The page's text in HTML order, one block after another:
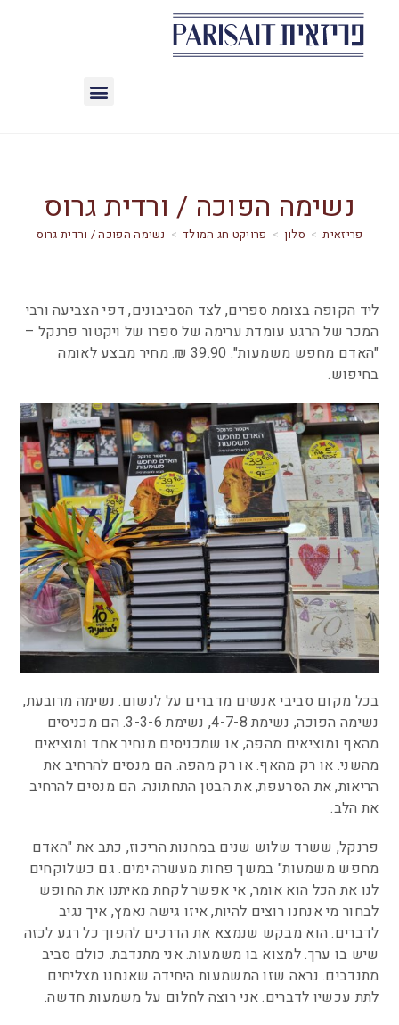
נשימה הפוכה / ורדית גרוס
> סלון > פרויקט חג המולד > נשימה הפוכה / ורדית גרוס
ליד הקופה בצומת ספרים, לצד הסביבונים, דפי הצביעה ורבי
המכר של הרגע עומדת ערימה של ספרו של ויקטור פרנקל –
"האדם מחפש משמעות". 39.90 ₪. מחיר מבצע לאומה
בחיפוש.
בכל מקום סביבי אנשים מדברים על לנשום. נשימה מרובעת,
נשימה הפוכה, נשימת 4-7-8, נשימת 3-3-6. הם מכניסים
מהאף ומוציאים מהפה, או שמכניסים מנחיר אחד ומוציאים
מהשני. או רק מהאף. או רק מהפה. הם מנסים להרחיב את
הריאות, את הסרעפת, את הבטן התחתונה. הם מנסים להרחיב
את הלב.
פרנקל, ששרד שלוש שנים במחנות הריכוז, כתב את "האדם
מחפש משמעות" במשך פחות מעשרה ימים. גם כשלוקחים
לנו את הכל הוא אומר, אי אפשר לקחת מאיתנו את החופש
לבחור מי אנחנו רוצים להיות, איזו גישה נאמץ, איך נגיב
לדברים. הוא מבקש שנמצא את הדרכים להפוך כל רגע לכזה
שיש בו ערך. למצוא בו משמעות. אני מתנדבת. כולם סביב
מתנדבים. נראה שזו המשמעות היחידה שאנחנו מצליחים
לתת עכשיו לדברים. אני רוצה לחלום על משמעות חדשה.